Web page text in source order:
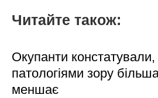
Читайте також:
Окупанти
патологіями зору
меншає